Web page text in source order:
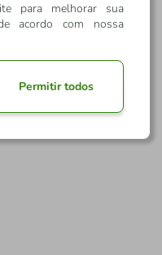
para melhorar sua
acordo com nossa
Permitir todos